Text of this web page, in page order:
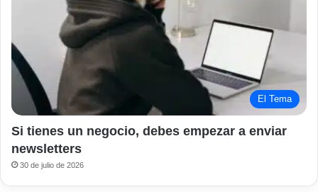
El Tema
Si tienes un negocio, debes empezar a enviar
newsletters
30 de julio de 2026